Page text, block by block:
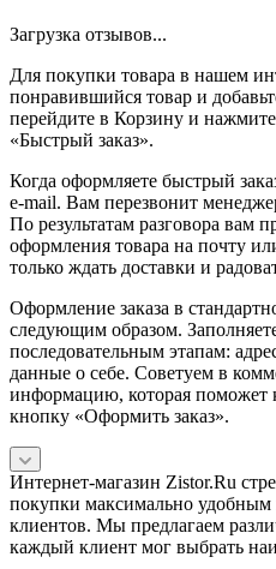
Загрузка отзывов...
Для покупки товара в нашем
понравившийся товар и
перейдите в Корзину и
«Быстрый заказ».
Когда оформляете быстрый
e-mail. Вам перезвонит
По результатам разговора вам
оформления товара на почту
только ждать доставки и
Оформление заказа в
следующим образом.
последовательным этапам:
данные о себе. Советуем в
информацию, которая поможет
кнопку «Оформить заказ».
Интернет-магазин Zistor.Ru
покупки максимально
клиентов. Мы предлагаем
каждый клиент мог выбрать